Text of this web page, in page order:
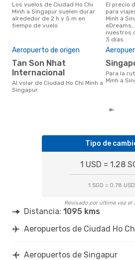
Los vuelos de Ciudad Ho Chi
Minh a Singapur suelen durar
alrededor de 2 h y 5 m en
tiempo de vuelo
El precio del pasaje más barato
para
Minh a
nuestros
3 días
Aeropuerto de origen
Tan Son Nhat
Internacional
Al volar de Ciudad Ho Chi Minh a
Singapur
Para la ruta de Ciudad Ho Chi
Minh a
Tipo de
1 USD = 1.28
1 SGD = 0.78 USD
Revisado por última vez el
Distancia: 1095 kms
Aeropuertos de Ciudad Ho
Aeropuertos de Singapur